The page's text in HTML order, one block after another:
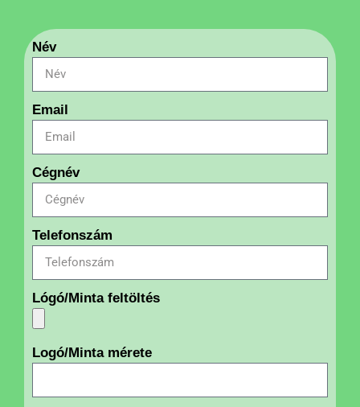
Név
Email
Cégnév
Telefonszám
Lógó/Minta feltöltés
Logó/Minta mérete